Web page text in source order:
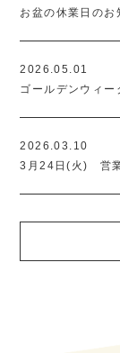
お盆の休業日のお
2026.05.01
ゴールデンウィー
2026.03.10
3月24日(火) 営